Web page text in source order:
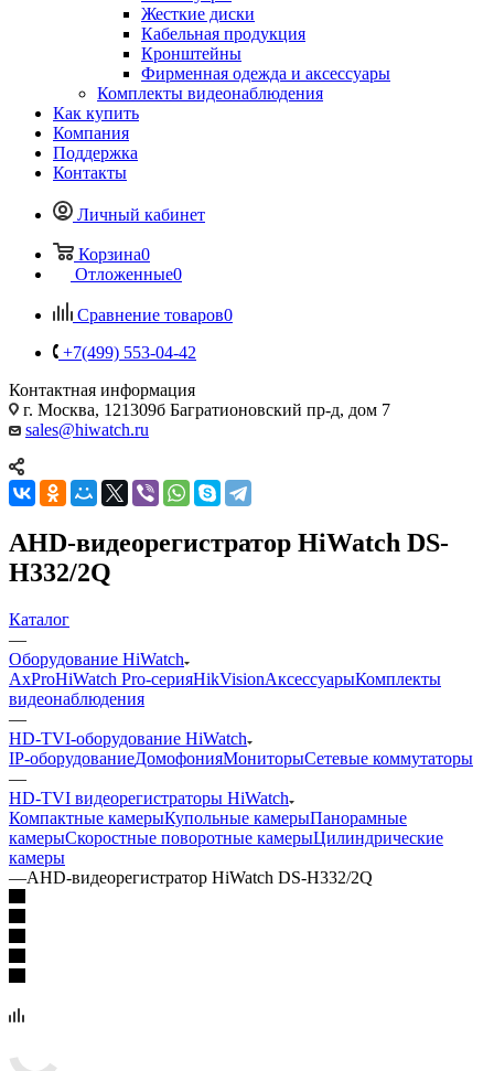
Жесткие диски
Кабельная продукция
Кронштейны
Фирменная одежда и аксессуары
Комплекты видеонаблюдения
Как купить
Компания
Поддержка
Контакты
Личный кабинет
Корзина0
Отложенные0
Сравнение товаров0
+7(499) 553-04-42
Контактная информация
г. Москва, 121309б Багратионовский пр-д, дом 7
sales@hiwatch.ru
AHD-видеорегистратор HiWatch DS-
H332/2Q
Каталог
—
Оборудование HiWatch
AxProHiWatch Pro-серияHikVisionАксессуарыКомплекты
видеонаблюдения
—
HD-TVI-оборудование HiWatch
IP-оборудованиеДомофонияМониторыСетевые коммутаторы
—
HD-TVI видеорегистраторы HiWatch
Компактные камерыКупольные камерыПанорамные
камерыСкоростные поворотные камерыЦилиндрические
камеры
—AHD-видеорегистратор HiWatch DS-H332/2Q